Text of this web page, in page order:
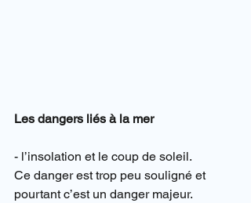
Les dangers liés à la mer
- l’insolation et le coup de soleil.
Ce danger est trop peu souligné et
pourtant c’est un danger majeur.